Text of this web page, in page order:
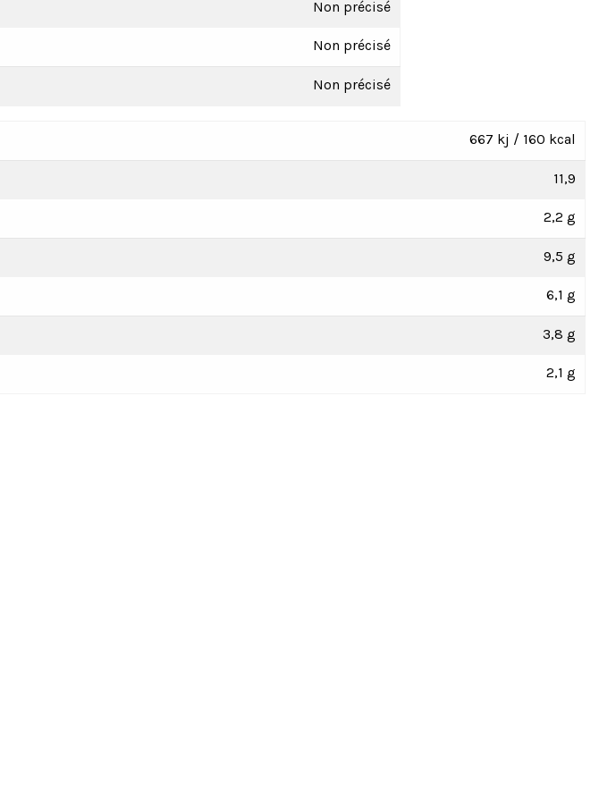
Non précisé
Non précisé
Non précisé
667 kj / 160 kcal
11,9
2,2 g
9,5 g
6,1 g
3,8 g
2,1 g